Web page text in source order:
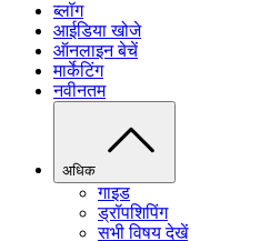
ब्लॉग
आईडिया खोजे
ऑनलाइन बेचें
मार्केटिंग
नवीनतम
अधिक
गाइड
ड्रॉपशिपिंग
सभी विषय देखें